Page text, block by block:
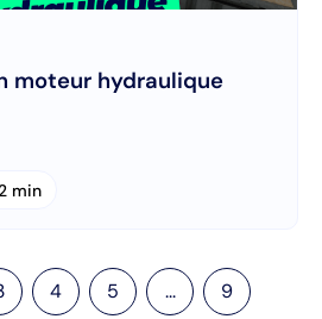
moteur hydraulique
min
4 5 ... 9